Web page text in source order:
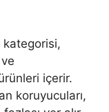
kategorisi,
içerir.
koruyucuları,